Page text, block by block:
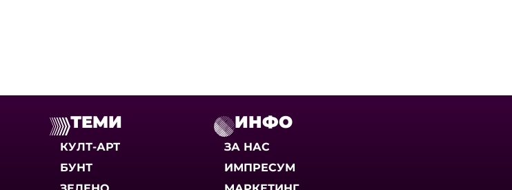
ТЕМИ
КУЛТ-АРТ
БУНТ
ИНФО
ЗА НАС
ИМПРЕСУМ